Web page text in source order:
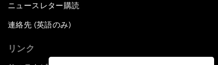
ニュースレター購読
連絡先 (英語のみ)
リンク